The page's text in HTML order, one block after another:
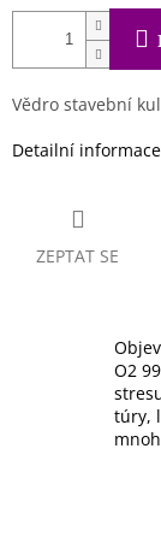
Vědro stavební
Detailní informace
ZEPTAT SE
O2
túry,